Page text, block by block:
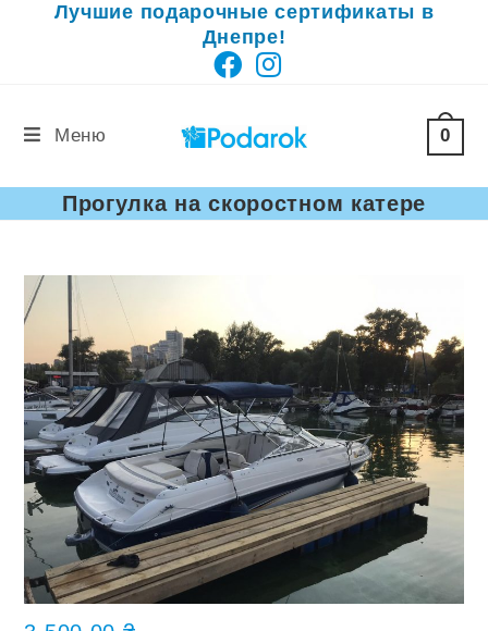
ПерейтиЛучшие подарочные сертификаты в
Днепре!
Меню 0
Прогулка на скоростном катере